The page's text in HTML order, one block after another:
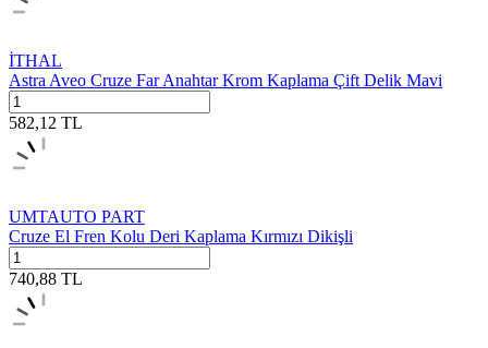
İTHAL
Astra Aveo Cruze Far Anahtar Krom Kaplama Çift Delik Mavi
582,12 TL
UMTAUTO PART
Cruze El Fren Kolu Deri Kaplama Kırmızı Dikişli
740,88 TL